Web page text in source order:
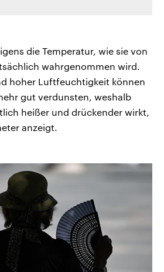
die Temperatur, wie sie von
wahrgenommen wird.
hoher Luftfeuchtigkeit können
gut verdunsten, weshalb
heißer und drückender wirkt,
anzeigt.